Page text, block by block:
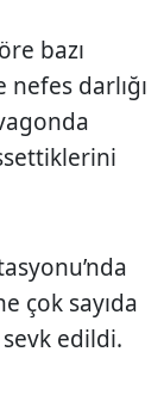
bazı
darlığı
çok sayıda
edildi.